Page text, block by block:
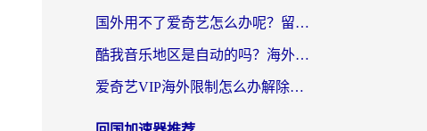
国外用不了爱奇艺怎么办呢？留学生亲测有效的回国加速方案
酷我音乐地区是自动的吗？海外党听国内音乐看视频的真实解决方案
爱奇艺VIP海外限制怎么办解除？海外党追剧看片的终极解决方案